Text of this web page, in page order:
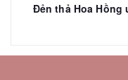
Đẻn thả Hoa